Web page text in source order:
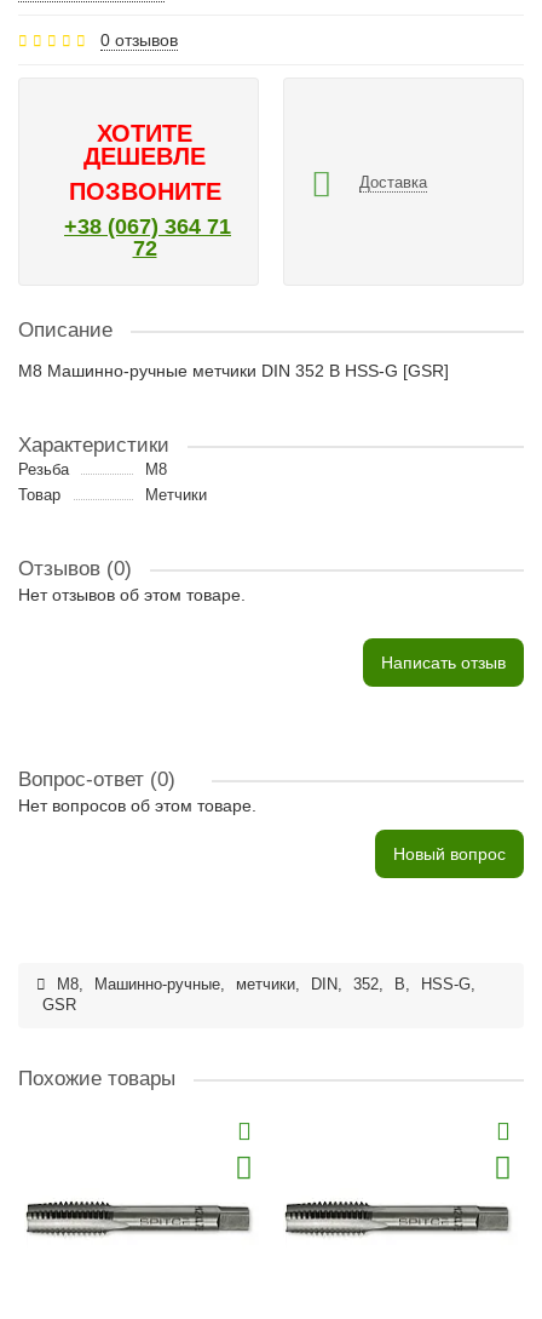
0 отзывов
ХОТИТЕ
ДЕШЕВЛЕ
ПОЗВОНИТЕ
+38 (067) 364 71
72
Доставка
Описание
M8 Машинно-ручные метчики DIN 352 B HSS-G [GSR]
Характеристики
Резьба
M8
Товар
Метчики
Отзывов (0)
Нет отзывов об этом товаре.
Написать отзыв
Вопрос-ответ (0)
Нет вопросов об этом товаре.
Новый вопрос
M8, Машинно-ручные, метчики, DIN, 352, B, HSS-G,
GSR
Похожие товары